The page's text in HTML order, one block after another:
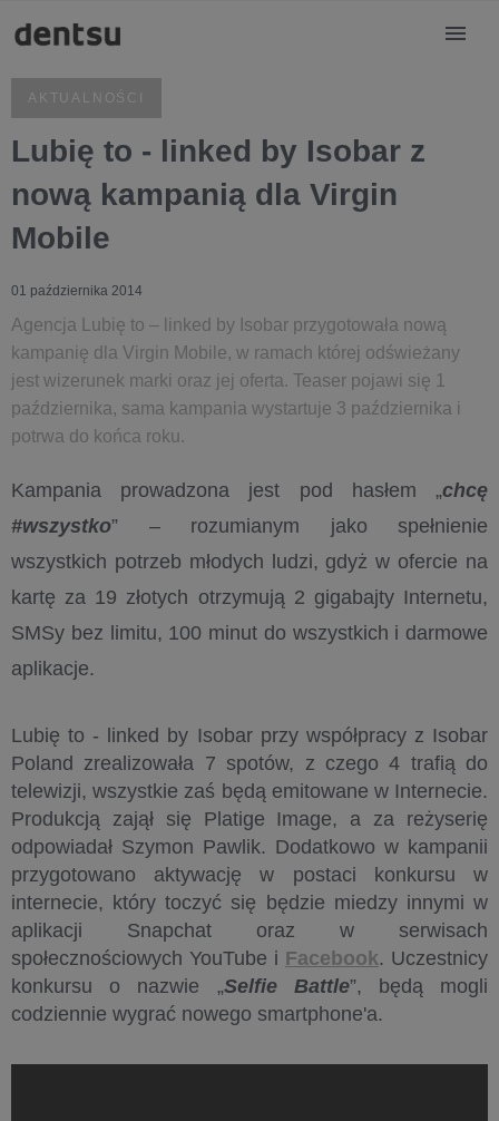
AKTUALNOŚCI
Lubię to - linked by Isobar z
nową kampanią dla Virgin
Mobile
01 października 2014
Agencja Lubię to – linked by Isobar przygotowała nową
kampanię dla Virgin Mobile, w ramach której odświeżany
jest wizerunek marki oraz jej oferta. Teaser pojawi się 1
października, sama kampania wystartuje 3 października i
potrwa do końca roku.
Kampania prowadzona jest pod hasłem „chcę
#wszystko” – rozumianym jako spełnienie
wszystkich potrzeb młodych ludzi, gdyż w ofercie na
kartę za 19 złotych otrzymują 2 gigabajty Internetu,
SMSy bez limitu, 100 minut do wszystkich i darmowe
aplikacje.
Lubię to - linked by Isobar przy współpracy z Isobar
Poland zrealizowała 7 spotów, z czego 4 trafią do
telewizji, wszystkie zaś będą emitowane w Internecie.
Produkcją zajął się Platige Image, a za reżyserię
odpowiadał Szymon Pawlik. Dodatkowo w kampanii
przygotowano aktywację w postaci konkursu w
internecie, który toczyć się będzie miedzy innymi w
aplikacji Snapchat oraz w serwisach
społecznościowych YouTube i Facebook. Uczestnicy
konkursu o nazwie „Selfie Battle”, będą mogli
codziennie wygrać nowego smartphone'a.